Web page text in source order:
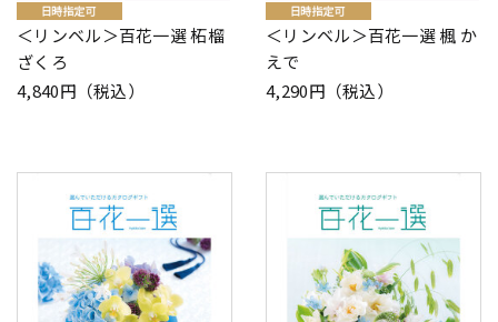
＜リンベル＞百花一選 柘榴
ざくろ
4,840円（税込）
＜リンベル＞百花一選 楓 か
えで
4,290円（税込）